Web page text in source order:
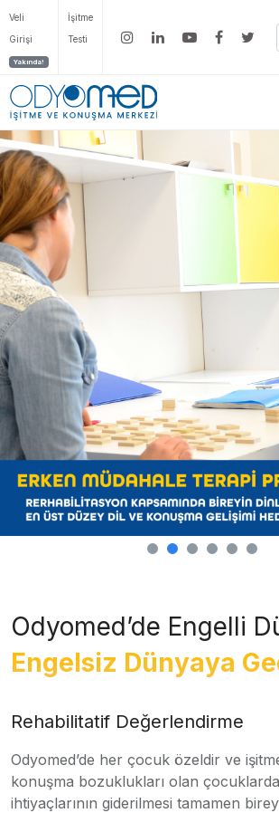
Veli
Girişi
Yakında!
İşitme
Testi
Odyomed’de Engelli
Engelsiz Dünyaya
Rehabilitatif Değerlendirme
Odyomed’de her çocuk özeldir ve
konuşma bozuklukları olan çocuklarda
ihtiyaçlarının giderilmesi tamamen